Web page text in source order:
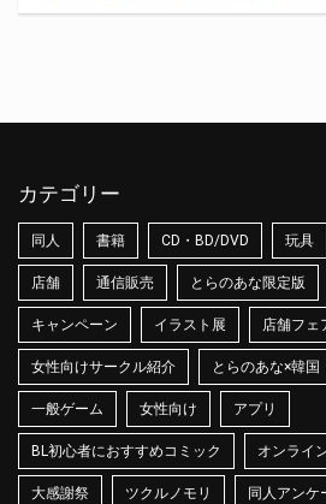
カテゴリー
同人 書籍 CD・BD/DVD 玩具
店舗 通信販売 とらのあな限定版
キャンペーン イラスト展 店舗フェ
女性向けサークル紹介 とらのあな×韓国
一般ゲーム 女性向け アプリ
BL初心者におすすめコミック オンライ
大感謝祭 ツクルノモリ 同人アンケ